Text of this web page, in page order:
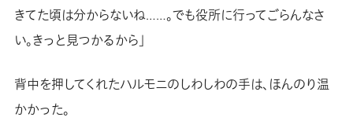
きてた頃は分からないね……。でも役所に行ってごらんなさ
い。きっと見つかるから」
背中を押してくれたハルモニのしわしわの手は、ほんのり温
かかった。